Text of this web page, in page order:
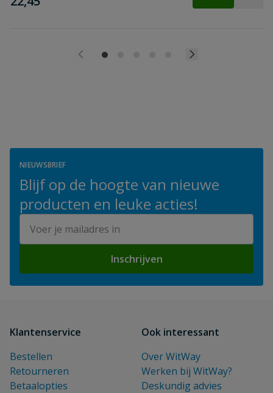
NIEUWSBRIEF
Blijf op de hoogte van nieuwe
producten en leuke acties!
Inschrijven
Klantenservice
Bestellen
Retourneren
Betaalopties
Ook interessant
Over WitWay
Werken bij WitWay?
Deskundig advies